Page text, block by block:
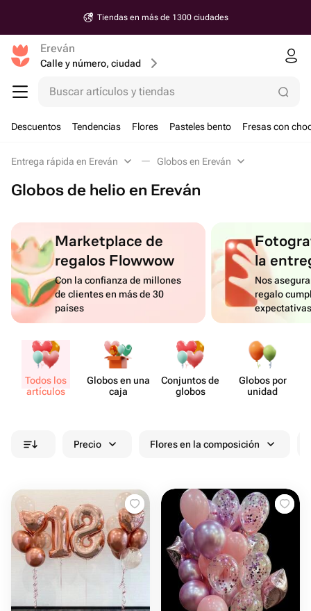
Tiendas en más de 1300 ciudades
Ereván
Calle y número, ciudad
Buscar artículos y tiendas
Descuentos Tendencias Flores Pasteles bento Fresas con
Entrega rápida en Ereván Globos en Ereván
Globos de helio en Ereván
Marketplace de
regalos Flowwow
Con la confianza de millones
de clientes en más de 30
países
la
Nos
regalo
Todos los
artículos
Globos en una
caja
Conjuntos de
globos
Globos por
unidad
Precio Flores en la composición